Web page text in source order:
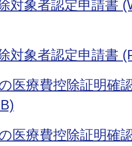
対象者認定申請書
対象者認定申請書
医療費控除証明確
医療費控除証明確